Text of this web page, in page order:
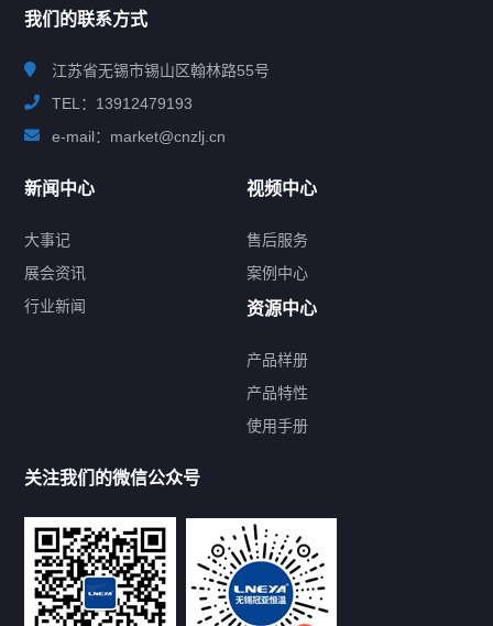
提交您的需求，免费获取产品资料
--亦可拨打我们的24小时服务咨询热线--
13912479193
我们的联系方式
江苏省无锡市锡山区翰林路55号
TEL：13912479193
e-mail：market@cnzlj.cn
新闻中心
大事记
展会资讯
行业新闻
视频中心
售后服务
案例中心
资源中心
产品样册
产品特性
使用手册
关注我们的微信公众号